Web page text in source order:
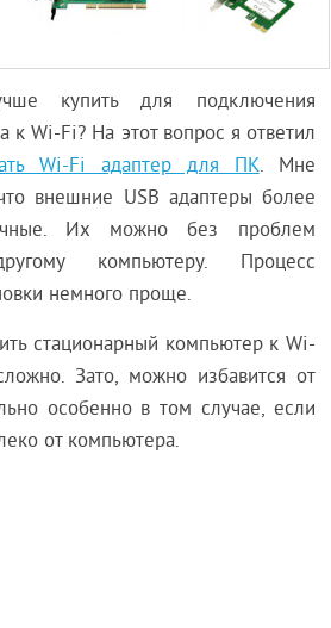
купить для подключения
к Wi-Fi? На этот вопрос я ответил
Wi-Fi адаптер для ПК. Мне
внешние USB адаптеры более
Их можно без проблем
компьютеру. Процесс
немного проще.
стационарный компьютер к Wi-
Зато, можно избавится от
особенно в том случае, если
от компьютера.